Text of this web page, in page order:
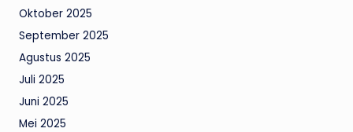
Oktober 2025
September 2025
Agustus 2025
Juli 2025
Juni 2025
Mei 2025